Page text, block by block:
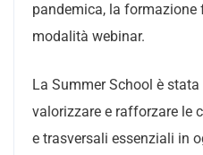
pandemica, la formazione
modalità webinar.
La Summer School è
valorizzare e rafforzare le
e trasversali essenziali in